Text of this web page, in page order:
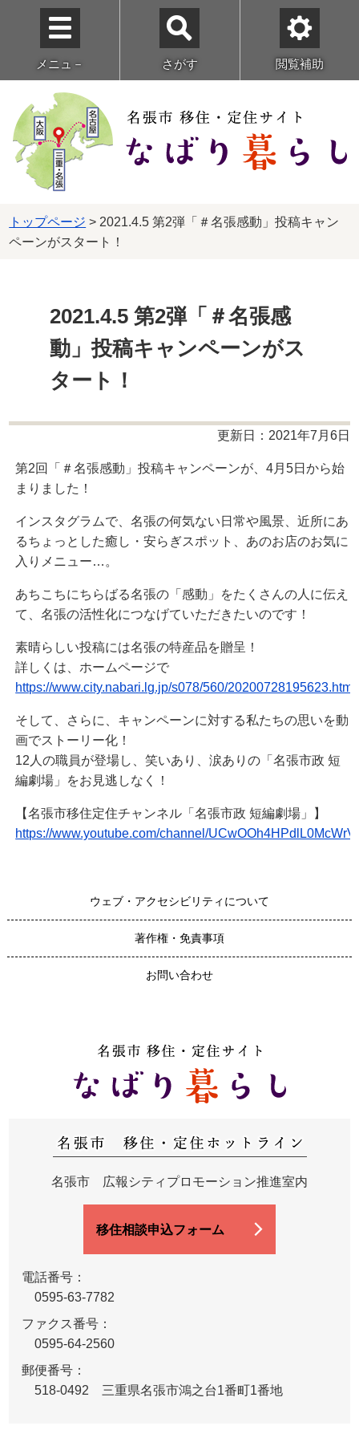
メニュ－ さがす 閲覧補助
トップページ > 2021.4.5 第2弾「＃名張感動」投稿キャン
ペーンがスタート！
2021.4.5 第2弾「＃名張感
動」投稿キャンペーンがス
タート！
更新日：2021年7月6日
第2回「＃名張感動」投稿キャンペーンが、4月5日から始
まりました！
インスタグラムで、名張の何気ない日常や風景、近所にあ
るちょっとした癒し・安らぎスポット、あのお店のお気に
入りメニュー…。
あちこちにちらばる名張の「感動」をたくさんの人に伝え
て、名張の活性化につなげていただきたいのです！
素晴らしい投稿には名張の特産品を贈呈！
詳しくは、ホームページで
https://www.city.nabari.lg.jp/s078/560/20200728195623.html
そして、さらに、キャンペーンに対する私たちの思いを動
画でストーリー化！
12人の職員が登場し、笑いあり、涙ありの「名張市政 短
編劇場」をお見逃しなく！
【名張市移住定住チャンネル「名張市政 短編劇場」】
https://www.youtube.com/channel/
ウェブ・アクセシビリティについて
著作権・免責事項
お問い合わせ
名張市 広報シティプロモーション推進室内
移住相談申込フォーム
電話番号：
0595-63-7782
ファクス番号：
0595-64-2560
郵便番号：
518-0492 三重県名張市鴻之台1番町1番地